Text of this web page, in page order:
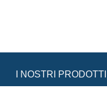
I NOSTRI PRODOTTI